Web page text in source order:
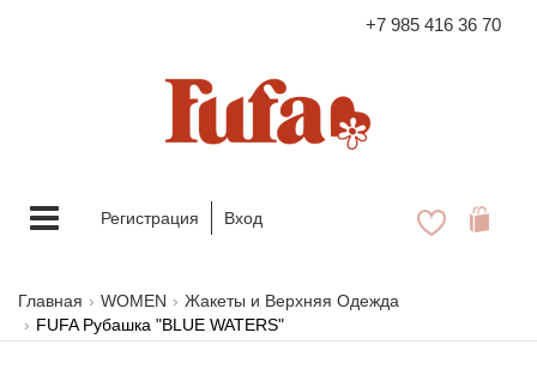
+7 985 416 36 70
FASHION FAMILY STORE
Меню Регистрация Вход
Главная WOMEN
Жакеты и Верхняя Одежда
FUFA Рубашка "BLUE WATERS"